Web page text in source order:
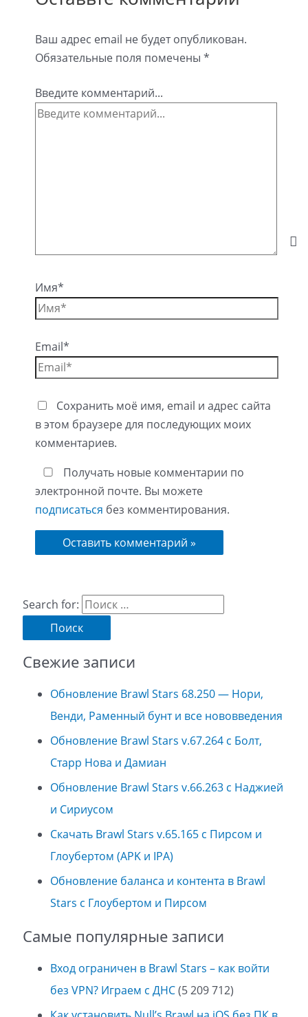
Ваш адрес email не будет опубликован.
Обязательные поля помечены *
Введите комментарий...
Имя*
Email*
Сохранить моё имя, email и адрес сайта
в этом браузере для последующих моих
комментариев.
Получать новые комментарии по
электронной почте. Вы можете
подписаться без комментирования.
Search for:
Свежие записи
Обновление Brawl Stars 68.250 — Нори,
Венди, Раменный бунт и все нововведения
Обновление Brawl Stars v.67.264 с Болт,
Старр Нова и Дамиан
Обновление Brawl Stars v.66.263 с Наджией
и Сириусом
Скачать Brawl Stars v.65.165 с Пирсом и
Глоубертом (APK и IPA)
Обновление баланса и контента в Brawl
Stars с Глоубертом и Пирсом
Самые популярные записи
Вход ограничен в Brawl Stars – как войти
без VPN? Играем с ДНС(5 209 712)